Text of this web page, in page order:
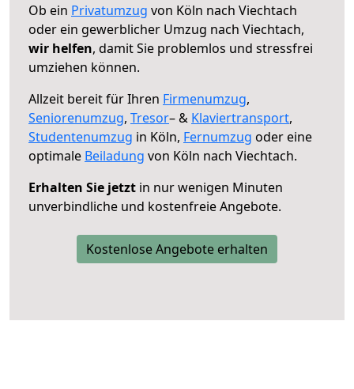
Ob ein Privatumzug von Köln nach Viechtach
oder ein gewerblicher Umzug nach Viechtach,
wir helfen, damit Sie problemlos und stressfrei
umziehen können.
Allzeit bereit für Ihren Firmenumzug,
Seniorenumzug, Tresor– & Klaviertransport,
Studentenumzug in Köln, Fernumzug oder eine
optimale Beiladung von Köln nach Viechtach.
Erhalten Sie jetzt in nur wenigen Minuten
unverbindliche und kostenfreie Angebote.
Kostenlose Angebote erhalten